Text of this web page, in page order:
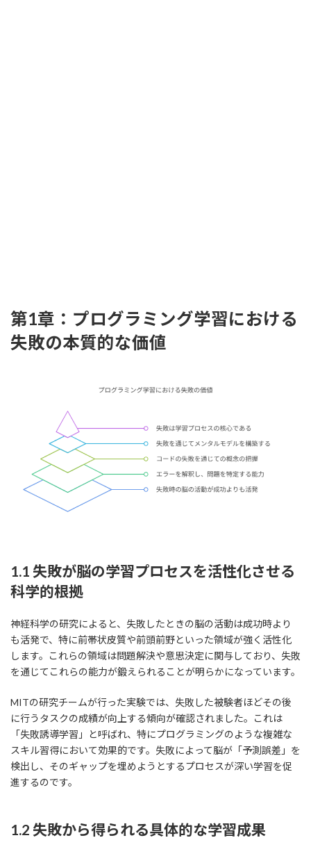
第1章：プログラミング学習における
失敗の本質的な価値
1.1 失敗が脳の学習プロセスを活性化させる
科学的根拠
神経科学の研究によると、失敗したときの脳の活動は成功時より
も活発で、特に前帯状皮質や前頭前野といった領域が強く活性化
します。これらの領域は問題解決や意思決定に関与しており、失敗
を通じてこれらの能力が鍛えられることが明らかになっています。
MITの研究チームが行った実験では、失敗した被験者ほどその後
に行うタスクの成績が向上する傾向が確認されました。これは
「失敗誘導学習」と呼ばれ、特にプログラミングのような複雑な
スキル習得において効果的です。失敗によって脳が「予測誤差」を
検出し、そのギャップを埋めようとするプロセスが深い学習を促
進するのです。
1.2 失敗から得られる具体的な学習成果